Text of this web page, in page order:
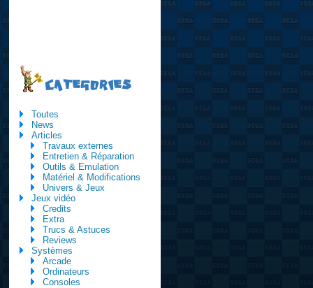
CATEGORIES
Toutes
News
Articles
Travaux externes
Entretien & Réparation
Outils & Emulation
Matériel & Modifications
Univers & Jeux
Jeux vidéo
Credits
Extra
Trucs & Astuces
Reviews
Systèmes
Arcade
Ordinateurs
Consoles